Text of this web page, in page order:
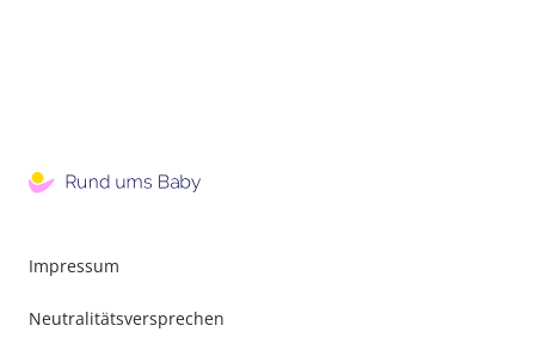
Impressum
Neutralitätsversprechen